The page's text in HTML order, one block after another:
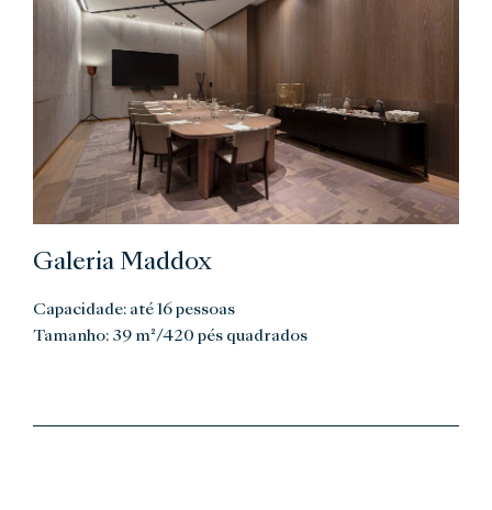
Galeria Maddox
Capacidade: até 16 pessoas
Tamanho: 39 m²/420 pés quadrados